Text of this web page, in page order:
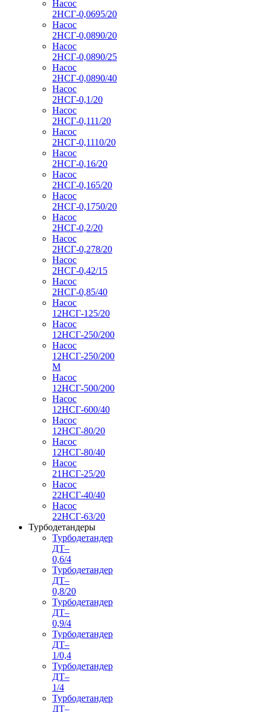
Насос
2НСГ-0,0695/20
Насос
2НСГ-0,0890/20
Насос
2НСГ-0,0890/25
Насос
2НСГ-0,0890/40
Насос
2НСГ-0,1/20
Насос
2НСГ-0,111/20
Насос
2НСГ-0,1110/20
Насос
2НСГ-0,16/20
Насос
2НСГ-0,165/20
Насос
2НСГ-0,1750/20
Насос
2НСГ-0,2/20
Насос
2НСГ-0,278/20
Насос
2НСГ-0,42/15
Насос
2НСГ-0,85/40
Насос
12НСГ-125/20
Насос
12НСГ-250/200
Насос
12НСГ-250/200
М
Насос
12НСГ-500/200
Насос
12НСГ-600/40
Насос
12НСГ-80/20
Насос
12НСГ-80/40
Насос
21НСГ-25/20
Насос
22НСГ-40/40
Насос
22НСГ-63/20
Турбодетандеры
Турбодетандер
ДТ–
0,6/4
Турбодетандер
ДТ–
0,8/20
Турбодетандер
ДТ–
0,9/4
Турбодетандер
ДТ–
1/0,4
Турбодетандер
ДТ–
1/4
Турбодетандер
ДТ–